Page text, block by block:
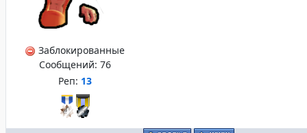
Заблокированные
Сообщений: 76
Реп: 13